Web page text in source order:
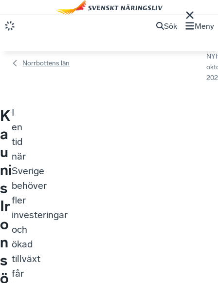
Sök Meny
Norrbottens län
K
a
u
ni
s
Ir
o
n
s
ö
I
en
tid
när
Sverige
behöver
fler
investeringar
och
ökad
tillväxt
får